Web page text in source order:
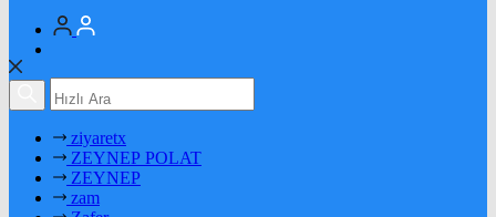
ziyaretx
ZEYNEP POLAT
ZEYNEP
zam